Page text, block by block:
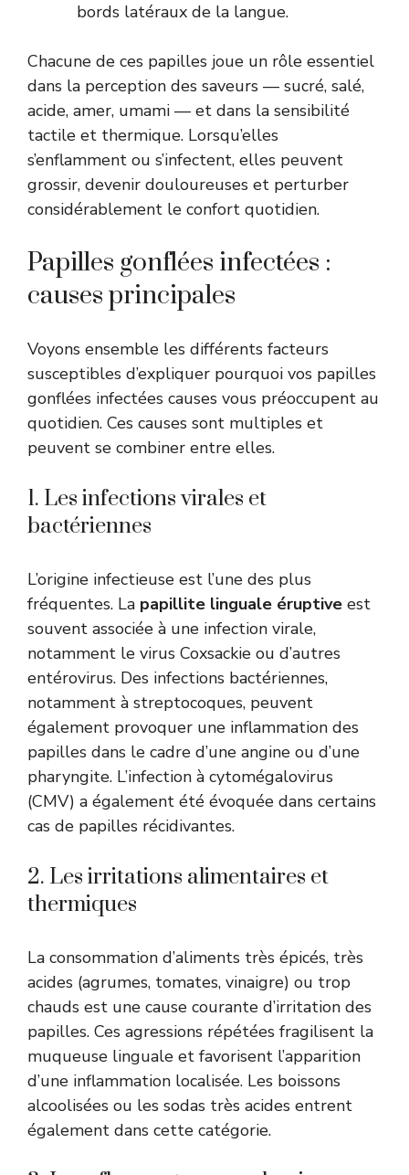
bords latéraux de la langue.
Chacune de ces papilles joue un rôle essentiel
dans la perception des saveurs — sucré, salé,
acide, amer, umami — et dans la sensibilité
tactile et thermique. Lorsqu’elles
s’enflamment ou s’infectent, elles peuvent
grossir, devenir douloureuses et perturber
considérablement le confort quotidien.
Papilles gonflées infectées :
causes principales
Voyons ensemble les différents facteurs
susceptibles d’expliquer pourquoi vos papilles
gonflées infectées causes vous préoccupent au
quotidien. Ces causes sont multiples et
peuvent se combiner entre elles.
1. Les infections virales et
bactériennes
L’origine infectieuse est l’une des plus
fréquentes. La papillite linguale éruptive est
souvent associée à une infection virale,
notamment le virus Coxsackie ou d’autres
entérovirus. Des infections bactériennes,
notamment à streptocoques, peuvent
également provoquer une inflammation des
papilles dans le cadre d’une angine ou d’une
pharyngite. L’infection à cytomégalovirus
(CMV) a également été évoquée dans certains
cas de papilles récidivantes.
2. Les irritations alimentaires et
thermiques
La consommation d’aliments très épicés, très
acides (agrumes, tomates, vinaigre) ou trop
chauds est une cause courante d’irritation des
papilles. Ces agressions répétées fragilisent la
muqueuse linguale et favorisent l’apparition
d’une inflammation localisée. Les boissons
alcoolisées ou les sodas très acides entrent
également dans cette catégorie.